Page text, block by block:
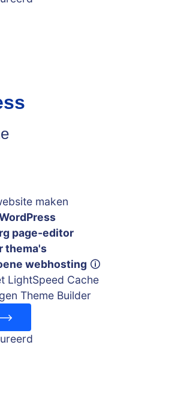
maken
page-editor
thema's
webhosting 🛈
LightSpeed Cache
Theme Builder
>